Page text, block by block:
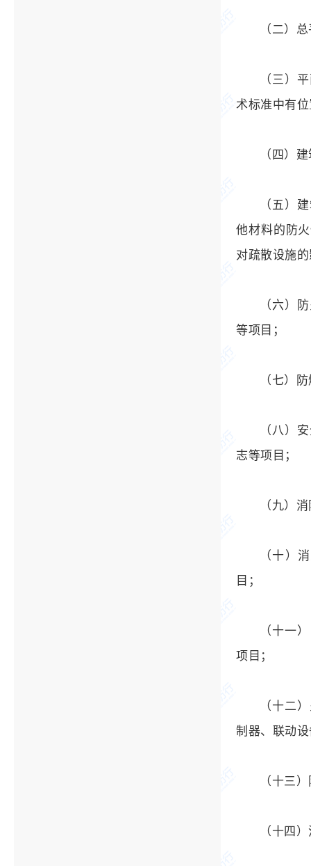
（二）
（三）
术标准中有
（四）
（五）
他材料的防
对疏散设施
（六）
等项目；
（七）
（八）
志等项目；
（九）
（十）
目；
（十一
项目；
（十二
制器、联动
（十三
（十四